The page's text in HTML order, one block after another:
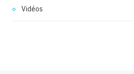
Vidéos